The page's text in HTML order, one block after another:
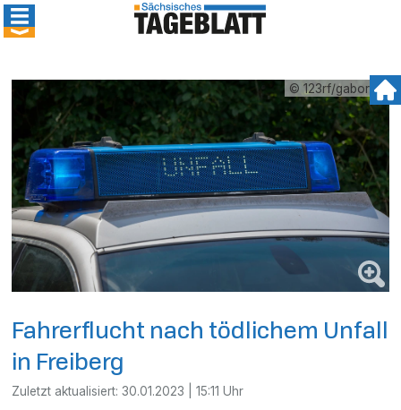
© 123rf/gabort71
Fahrerflucht nach tödlichem Unfall
in Freiberg
Zuletzt aktualisiert:30.01.2023 | 15:11 Uhr